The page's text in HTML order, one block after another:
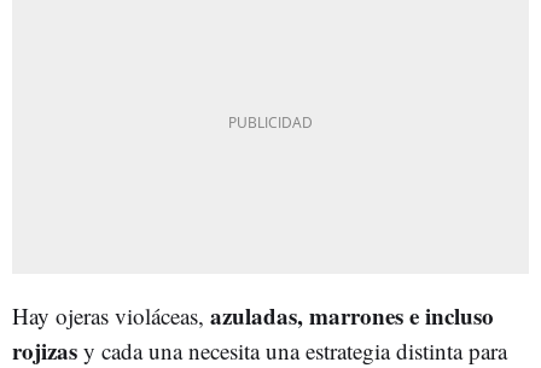
Hay ojeras violáceas, azuladas, marrones e incluso
rojizas y cada una necesita una estrategia distinta para